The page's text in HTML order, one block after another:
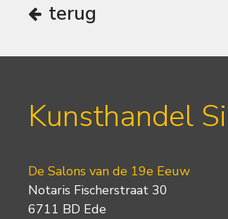
terug
Kunsthandel
De Salons van de 19e Eeuw
Notaris Fischerstraat 30
6711 BD Ede